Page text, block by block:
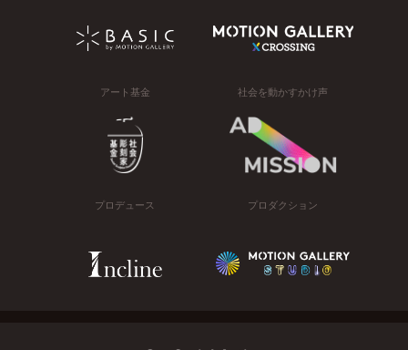
アート基金 社会を動かすかけ声
プロデュース プロダクション